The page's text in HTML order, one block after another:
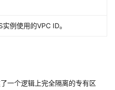
例使用的VPC ID。
一个逻辑上完全隔离的专有区